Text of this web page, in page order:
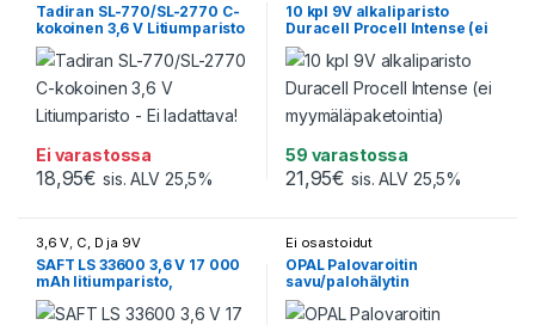
Tadiran SL-770/SL-2770 C-
kokoinen 3,6 V Litiumparisto
– Ei ladattava!
Ei varastossa
18,95€ sis. ALV 25,5%
10 kpl 9V alkaliparisto
Duracell Procell Intense (ei
myymäläpaketointia)
59 varastossa
21,95€ sis. ALV 25,5%
3,6 V, C, D ja 9V
SAFT LS 33600 3,6 V 17 000
mAh litiumparisto,
juotoskorvakkeilla
Ei osastoidut
OPAL Palovaroitin
savu/palohälytin
valokennolla 10 vuoden
paristolla